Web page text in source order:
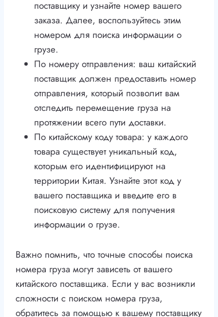
поставщику и узнайте номер вашего
заказа. Далее, воспользуйтесь этим
номером для поиска информации о
грузе.
По номеру отправления: ваш китайский
поставщик должен предоставить номер
отправления, который позволит вам
отследить перемещение груза на
протяжении всего пути доставки.
По китайскому коду товара: у каждого
товара существует уникальный код,
которым его идентифицируют на
территории Китая. Узнайте этот код у
вашего поставщика и введите его в
поисковую систему для получения
информации о грузе.
Важно помнить, что точные способы поиска
номера груза могут зависеть от вашего
китайского поставщика. Если у вас возникли
сложности с поиском номера груза,
обратитесь за помощью к вашему поставщику